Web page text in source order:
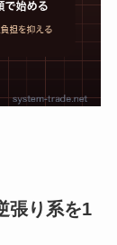
張り系を1